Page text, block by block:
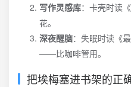
写作灵感库：卡壳时读
花。
深夜醒脑：失眠时读《
——比咖啡管用。
把埃梅塞进书架的正